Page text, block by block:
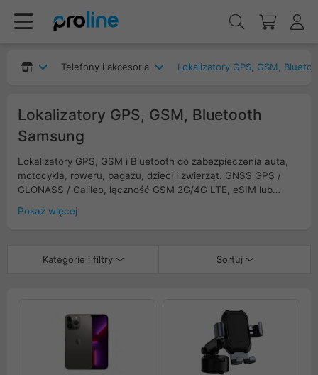
Telefony i akcesoria Lokalizatory GPS, GSM,
Lokalizatory GPS, GSM, Bluetooth
Samsung
Lokalizatory GPS, GSM i Bluetooth do zabezpieczenia auta,
motocykla, roweru, bagażu, dzieci i zwierząt. GNSS GPS /
GLONASS / Galileo, łączność GSM 2G/4G LTE, eSIM lub
geofencing, alarm wstrząsu i odłączenia. Wersje OBD-II,
Trackery Bluetooth z baterią CR2032 i siecią
Pokaż więcej
Kategorie i filtry Sortuj